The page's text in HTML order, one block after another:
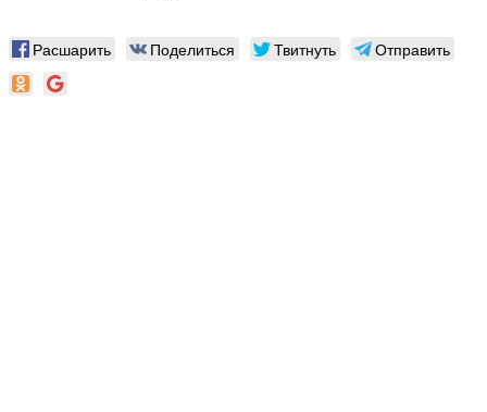
Расшарить Поделиться Твитнуть Отправить